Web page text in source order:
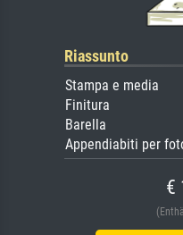
Riassunto
Stampa e media
Finitura
Barella
Appendiabiti per
€